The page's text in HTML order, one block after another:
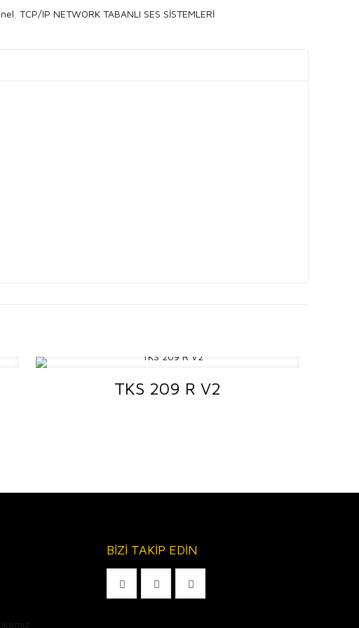
TCP/IP NETWORK TABANLI SES SİSTEMLERİ
TKS 209 R V2
BİZİ TAKİP EDİN